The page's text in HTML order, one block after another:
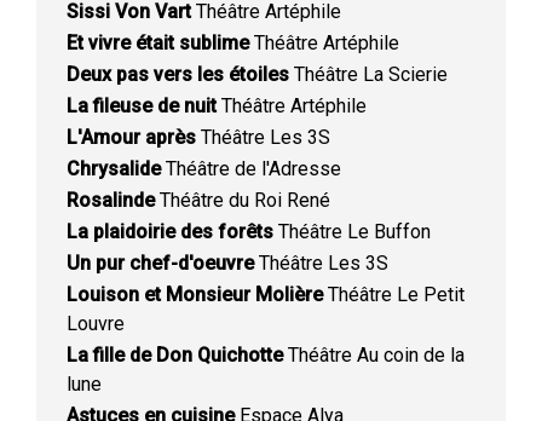
Sissi Von VartThéâtre Artéphile
Et vivre était sublimeThéâtre Artéphile
Deux pas vers les étoiles Théâtre La Scierie
La fileuse de nuitThéâtre Artéphile
L'Amour après Théâtre Les 3S
ChrysalideThéâtre de l'Adresse
RosalindeThéâtre du Roi René
La plaidoirie des forêts Théâtre Le Buffon
Un pur chef-d'oeuvreThéâtre Les 3S
Louison et Monsieur MolièreThéâtre Le Petit
Louvre
La fille de Don QuichotteThéâtre Au coin de la
lune
Astuces en cuisineEspace Alya